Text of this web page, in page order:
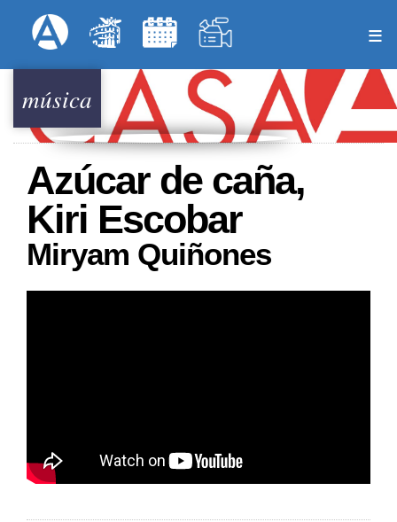
al
principal
Menú Superior
música
Azúcar de caña,
Kiri Escobar
Miryam Quiñones